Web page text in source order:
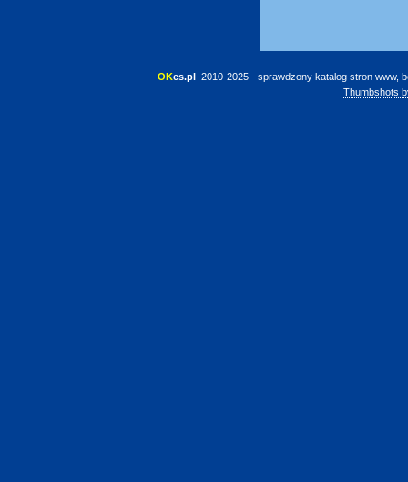
OKes.pl 2010-2025 - sprawdzony katalog stron www,
Thumbshots